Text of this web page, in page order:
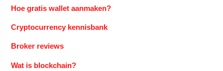
Hoe gratis wallet aanmaken?
Cryptocurrency kennisbank
Broker reviews
Wat is blockchain?